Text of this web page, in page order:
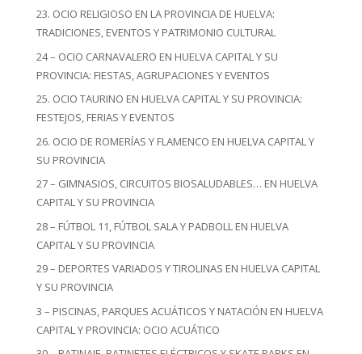
23. OCIO RELIGIOSO EN LA PROVINCIA DE HUELVA:
TRADICIONES, EVENTOS Y PATRIMONIO CULTURAL
24 – OCIO CARNAVALERO EN HUELVA CAPITAL Y SU
PROVINCIA: FIESTAS, AGRUPACIONES Y EVENTOS
25. OCIO TAURINO EN HUELVA CAPITAL Y SU PROVINCIA:
FESTEJOS, FERIAS Y EVENTOS
26. OCIO DE ROMERÍAS Y FLAMENCO EN HUELVA CAPITAL Y
SU PROVINCIA
27 – GIMNASIOS, CIRCUITOS BIOSALUDABLES… EN HUELVA
CAPITAL Y SU PROVINCIA
28 – FÚTBOL 11, FÚTBOL SALA Y PADBOLL EN HUELVA
CAPITAL Y SU PROVINCIA
29 – DEPORTES VARIADOS Y TIROLINAS EN HUELVA CAPITAL
Y SU PROVINCIA
3 – PISCINAS, PARQUES ACUÁTICOS Y NATACIÓN EN HUELVA
CAPITAL Y PROVINCIA: OCIO ACUÁTICO